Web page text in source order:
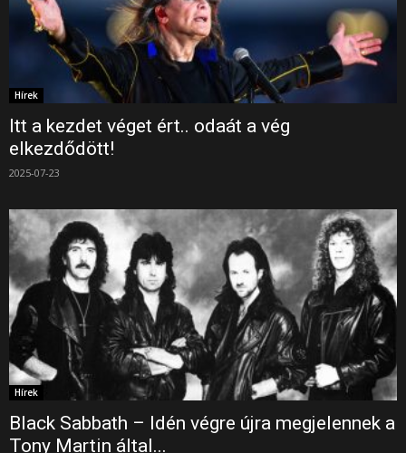
Hírek
Itt a kezdet véget ért.. odaát a vég
elkezdődött!
2025-07-23
Hírek
Black Sabbath – Idén végre újra megjelennek a
Tony Martin által...